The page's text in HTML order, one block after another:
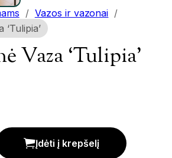
/ Vazos ir vazonai /
‘Tulipia’
Vaza ‘Tulipia’
kiekis
Įdėti į krepšelį